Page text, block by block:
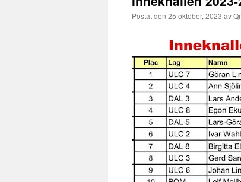
Postat den 25 oktober, 2023 av